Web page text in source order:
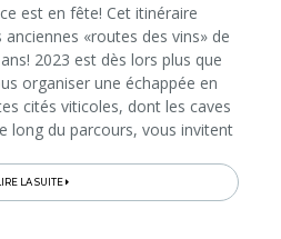
est en fête! Cet itinéraire
anciennes «routes des vins» de
2023 est dès lors plus que
organiser une échappée en
cités viticoles, dont les caves
long du parcours, vous invitent
LIRE LA SUITE